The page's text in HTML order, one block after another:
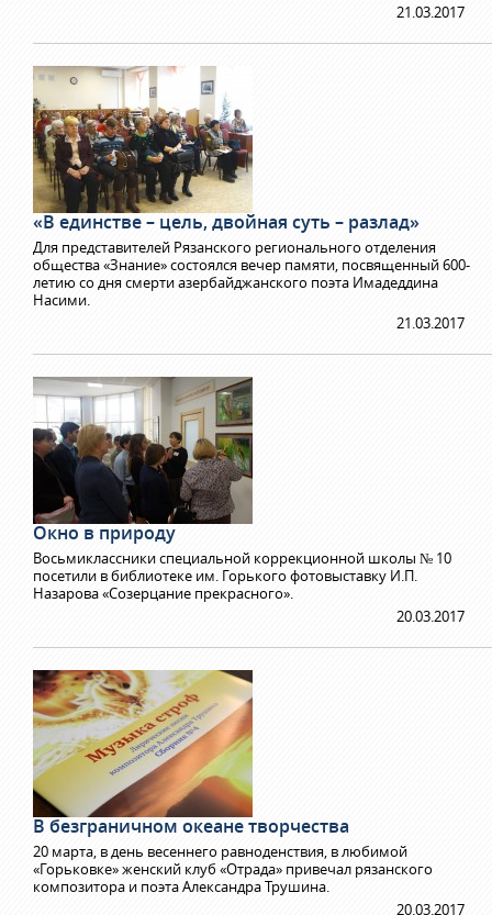
21.03.2017
«В единстве – цель, двойная суть – разлад»
Для представителей Рязанского регионального отделения
общества «Знание» состоялся вечер памяти, посвященный 600-
летию со дня смерти азербайджанского поэта Имадеддина
Насими.
21.03.2017
Окно в природу
Восьмиклассники специальной коррекционной школы № 10
посетили в библиотеке им. Горького фотовыставку И.П.
Назарова «Созерцание прекрасного».
20.03.2017
В безграничном океане творчества
20 марта, в день весеннего равноденствия, в любимой
«Горьковке» женский клуб «Отрада» привечал рязанского
композитора и поэта Александра Трушина.
20.03.2017